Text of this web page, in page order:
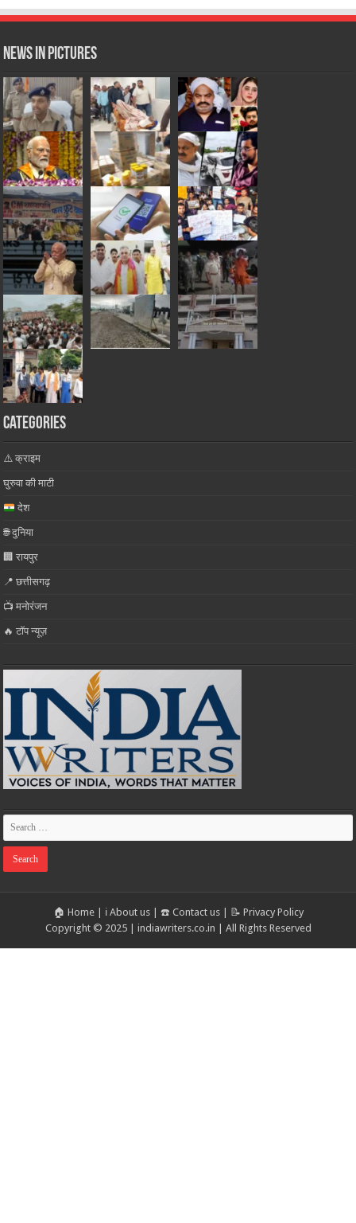
News in Pictures
Categories
⚠️ क्राइम
घुरुवा की माटी
देश
🌐 दुनिया
🏢 रायपुर
📍 छत्तीसगढ़
📺 मनोरंजन
🔥 टॉप न्यूज़
🏠 Home| ℹ️ About us| ☎️ Contact us|
📝 Privacy Policy
Copyright © 2025 | indiawriters.co.in | All Rights Reserved